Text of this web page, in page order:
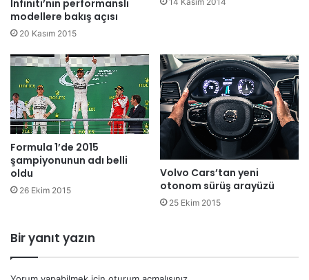
Infiniti’nin performanslı
modellere bakış açısı
20 Kasım 2015
Formula 1’de 2015
şampiyonunun adı belli
oldu
26 Ekim 2015
Volvo Cars’tan yeni
otonom sürüş arayüzü
25 Ekim 2015
Bir yanıt yazın